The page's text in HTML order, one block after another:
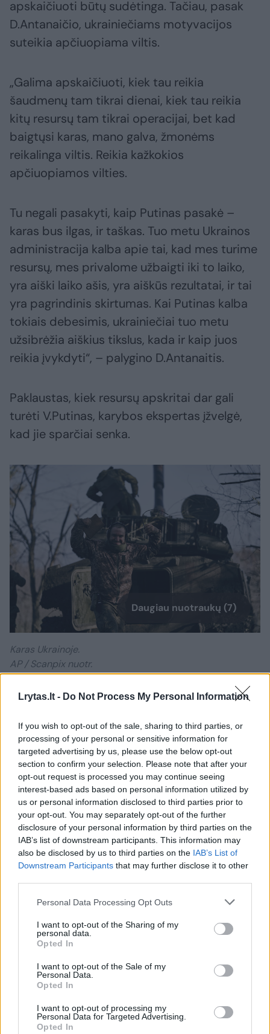
Lrytas.lt - Do Not Process My Personal Information
If you wish to opt-out of the sale, sharing to third parties, or
processing of your personal or sensitive information for
targeted advertising by us, please use the below opt-out
section to confirm your selection. Please note that after your
opt-out request is processed you may continue seeing
interest-based ads based on personal information utilized by
us or personal information disclosed to third parties prior to
your opt-out. You may separately opt-out of the further
disclosure of your personal information by third parties on the
IAB’s list of downstream participants. This information may
also be disclosed by us to third parties on the IAB’s List of
Downstream Participants that may further disclose it to other
Personal Data Processing Opt Outs
I want to opt-out of the Sharing of my
personal data.
Opted In
I want to opt-out of the Sale of my
Personal Data.
Opted In
I want to opt-out of processing my
Personal Data for Targeted Advertising.
Opted In
apskaičiuoti būtų sudėtinga. Tačiau, pasak
D.Antanaičio, ukrainiečiams motyvacijos
suteikia apčiuopiama viltis.
„Galima apskaičiuoti, kiek tau reikia
šaudmenų tam tikrai dienai, kiek tau reikia
kitų resursų tam tikrai operacijai, bet kad
baigtųsi karas, mano galva, žmonėms
reikalinga viltis. Reikia kažkokios
apčiuopiamos vilties.
Tu negali pasakyti, kaip Putinas pasakė –
karas bus ilgas, ir taškas. Tuo metu Ukrainos
administracija kalba apie tai, kad mes turime
resursų, mes privalome užbaigti iki to laiko,
yra aiški laiko ašis, yra aiškūs rezultatai, ir tai
yra pagrindinis skirtumas. Kai Putinas kalba
tokiais debesimis, ukrainiečiai tuo metu
užsibrėžia aiškius tikslus, kada ir kaip juos
reikia įvykdyti“, – palygino D.Antanaitis.
Paklaustas, kiek resursų apskritai dar gali
turėti V.Putinas, karybos ekspertas įžvelgė,
kad jie sparčiai senka.
Daugiau nuotraukų (7)
Karas Ukrainoje.
AP / Scanpix nuotr.
„Ne kažin kiek. Tas ne kažin kiek yra jau apie
mėnesį. Aišku, mes įsivaizduojame, kad
resursai baigsis, ir jis neturės kuo šaudyti –
šaudys, tik nebus tokios masės. Prisiminkime
pirmas tris karo Ukrainoje savaites,
prisiminkime masinius raketų apšaudymus
tiek iš povandeninių, tiek iš paprastų laivų, iš
bombonešių. Skaičiai mažėja drastiškai, ir tai
rodo, kad resursai jau baigiasi.
Turint omenyje, kad fronte rusai naudoja
neseniai pagamintas raketas, jie jau pereina
ne prie sandėlių, o tiesiogiai prie konvejerių.
Tu naudoji tai, ką pagaminai. Konvejeris
sugedo – raketa nepagaminta“, – dėstė
D.Antanaitis.
Skelbiama apie tai, kad Ukrainos pajėgos